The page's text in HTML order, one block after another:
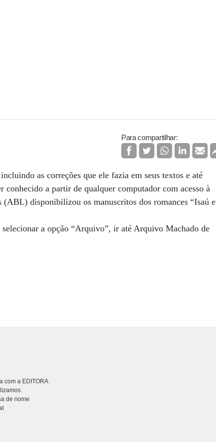
Para compartilhar:
as correções que ele fazia em seus textos e até
conhecido a partir de qualquer computador com acesso à
disponibilizou os manuscritos dos romances “Isaú e
selecionar a opção “Arquivo”, ir até Arquivo Machado de
com a EDITORA
de nome